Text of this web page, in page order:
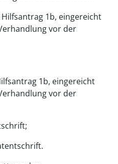
1b, eingereicht
vor der
1b, eingereicht
vor der